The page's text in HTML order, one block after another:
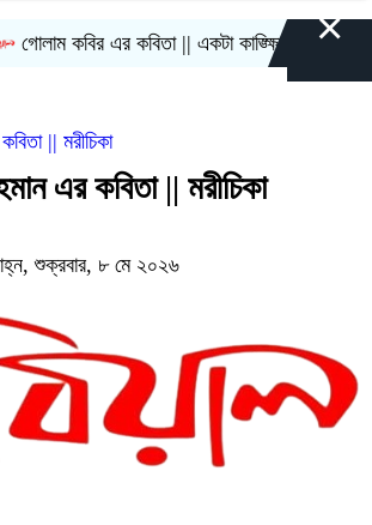
কবির এর কবিতা || একটা কাঙ্ক্ষিত স্বপ্নের গল্প
×
|| মরীচিকা
এর কবিতা || মরীচিকা
শুক্রবার, ৮ মে ২০২৬